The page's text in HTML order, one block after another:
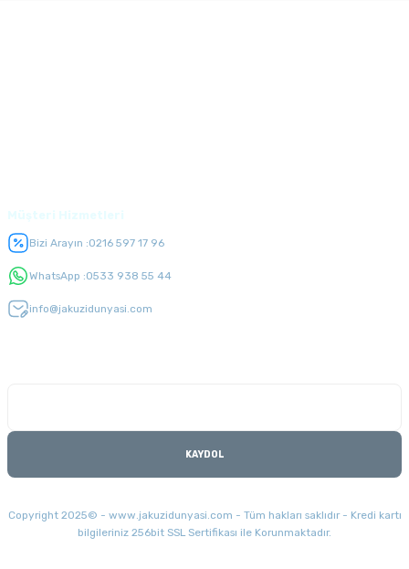
Bizi Arayın :0216 597 17 96
WhatsApp :0533 938 55 44
info@jakuzidunyasi.com
KAYDOL
Copyright 2025© - www.jakuzidunyasi.com - Tüm hakları saklıdır - Kredi kartı
bilgileriniz 256bit SSL Sertifikası ile Korunmaktadır.